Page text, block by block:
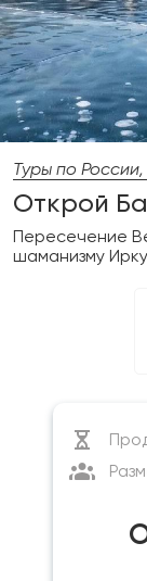
Туры по
Открой
Пересечение
шаманизму